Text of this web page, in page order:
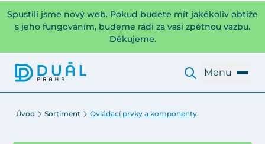
Spustili jsme nový web. Pokud budete mít jakékoliv obtíže
s jeho fungováním, budeme rádi za vaši zpětnou vazbu.
Děkujeme.
Menu
Úvod Sortiment Ovládací prvky a komponenty